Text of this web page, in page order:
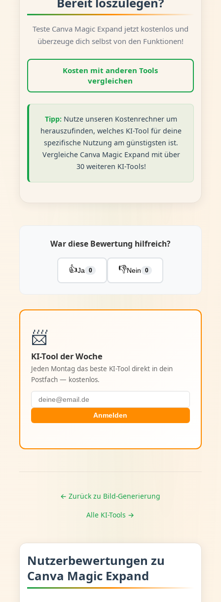
Teste Canva Magic Expand jetzt kostenlos und
überzeuge dich selbst von den Funktionen!
Kosten mit anderen Tools
vergleichen
Tipp: Nutze unseren Kostenrechner um
herauszufinden, welches KI-Tool für deine
spezifische Nutzung am günstigsten ist.
Vergleiche Canva Magic Expand mit über
30 weiteren KI-Tools!
War diese Bewertung hilfreich?
👍Ja 0 👎Nein 0
📨
KI-Tool der Woche
Jeden Montag das beste KI-Tool direkt in dein
Postfach — kostenlos.
Anmelden
← Zurück zu Bild-Generierung
Alle KI-Tools →
Nutzerbewertungen zu
Canva Magic Expand